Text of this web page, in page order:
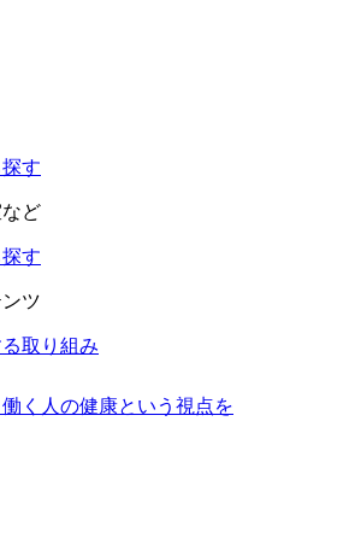
す
ど
す
ツ
取り組み
く人の健康という視点を